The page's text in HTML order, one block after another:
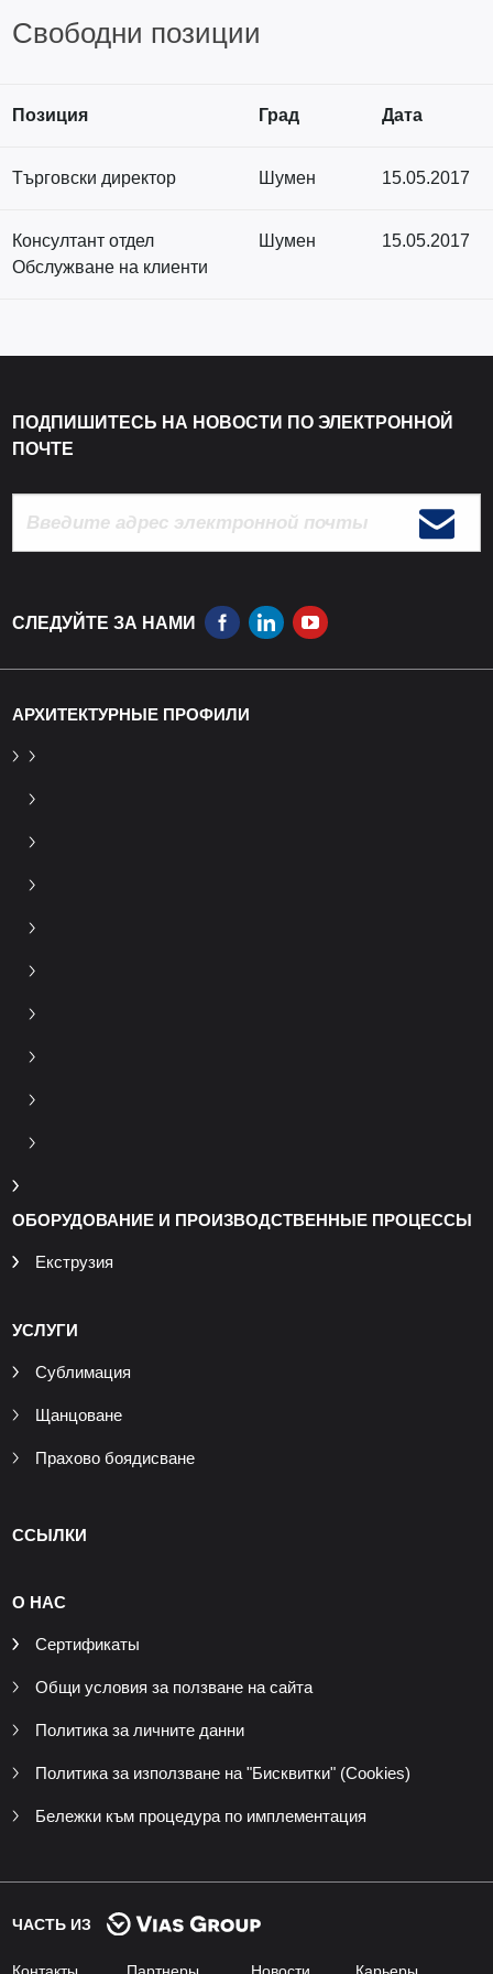
Свободни позиции
Позиция Град Дата
Търговски директор Шумен 15.05.2017
Консултант отдел
Обслужване на клиенти
Шумен 15.05.2017
ПОДПИШИТЕСЬ НА НОВОСТИ ПО ЭЛЕКТРОННОЙ
ПОЧТЕ
СЛЕДУЙТЕ ЗА НАМИ
АРХИТЕКТУРНЫЕ ПРОФИЛИ
ОБОРУДОВАНИЕ И ПРОИЗВОДСТВЕННЫЕ ПРОЦЕССЫ
Екструзия
УСЛУГИ
Сублимация
Щанцоване
Прахово боядисване
ССЫЛКИ
О НАС
Сертификаты
Общи условия за ползване на сайта
Политика за личните данни
Политика за използване на "Бисквитки" (Cookies)
Бележки към процедура по имплементация
ЧАСТЬ ИЗ